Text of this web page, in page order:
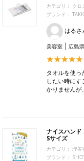
カテゴリ： クロ
ブランド：
はるさ
美容室 広島県
タオルを使っ
したい時に
かりませんが
ナイスハンド
Sサイズ
カテゴリ： 理美
ブランド：